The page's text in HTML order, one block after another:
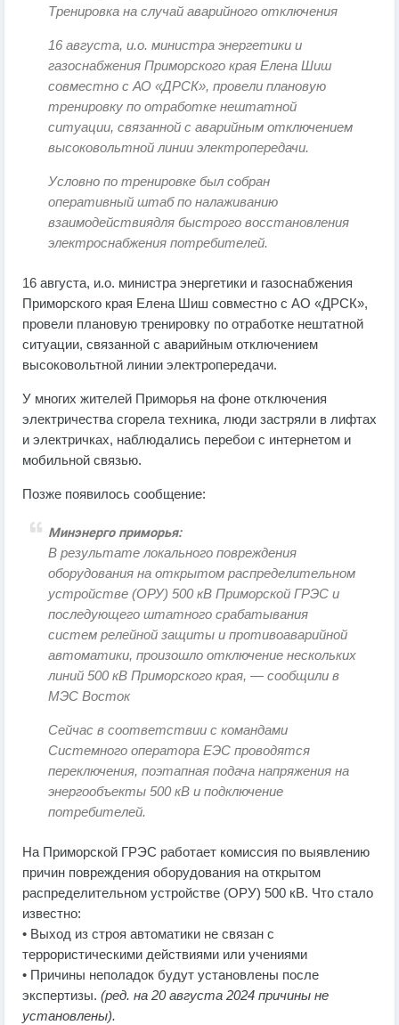
Тренировка на случай аварийного отключения
16 августа, и.о. министра энергетики и
газоснабжения Приморского края Елена Шиш
совместно с АО «ДРСК», провели плановую
тренировку по отработке нештатной
ситуации, связанной с аварийным отключением
высоковольтной линии электропередачи.
Условно по тренировке был собран
оперативный штаб по налаживанию
взаимодействиядля быстрого восстановления
электроснабжения потребителей.
16 августа, и.о. министра энергетики и газоснабжения
Приморского края Елена Шиш совместно с АО «ДРСК»,
провели плановую тренировку по отработке нештатной
ситуации, связанной с аварийным отключением
высоковольтной линии электропередачи.
У многих жителей Приморья на фоне отключения
электричества сгорела техника, люди застряли в лифтах
и электричках, наблюдались перебои с интернетом и
мобильной связью.
Позже появилось сообщение:
Минэнерго приморья:
В результате локального повреждения
оборудования на открытом распределительном
устройстве (ОРУ) 500 кВ Приморской ГРЭС и
последующего штатного срабатывания
систем релейной защиты и противоаварийной
автоматики, произошло отключение нескольких
линий 500 кВ Приморского края, — сообщили в
МЭС Восток
Сейчас в соответствии с командами
Системного оператора ЕЭС проводятся
переключения, поэтапная подача напряжения на
энергообъекты 500 кВ и подключение
потребителей.
На Приморской ГРЭС работает комиссия по выявлению
причин повреждения оборудования на открытом
распределительном устройстве (ОРУ) 500 кВ. Что стало
известно:
• Выход из строя автоматики не связан с
террористическими действиями или учениями
• Причины неполадок будут установлены после
экспертизы. (ред. на 20 августа 2024 причины не
установлены).